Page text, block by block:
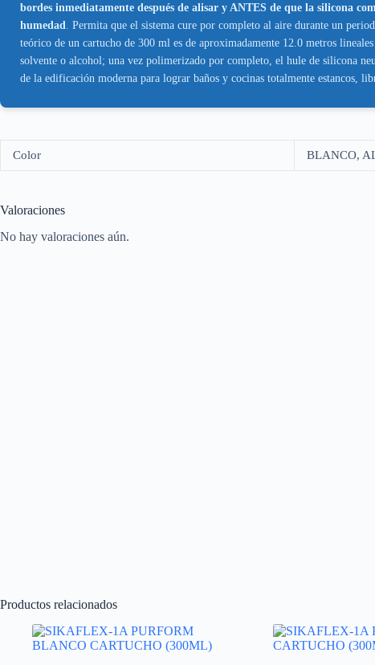
bordes inmediatamente después de alisar y ANTES de que la silicona
humedad
. Permita que el sistema cure por completo al aire durante un
teórico de un cartucho de 300 ml es de aproximadamente 12.0 metros
solvente o alcohol; una vez polimerizado por completo, el hule de silicona
de la edificación moderna para lograr baños y cocinas totalmente estancos,
Color BLANCO,
Valoraciones
No hay valoraciones aún.
Productos relacionados